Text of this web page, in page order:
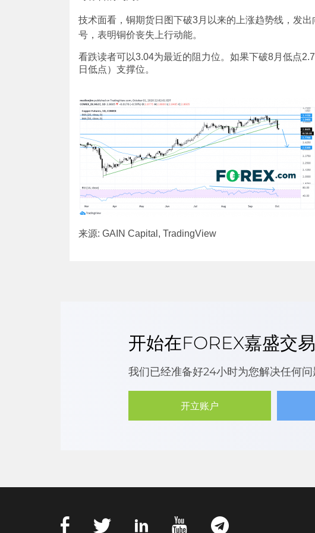
技术面看，铜期货日图下破3月以来的上涨趋势线，发
号，表明铜价丧失上行动能。
看跌读者可以3.04为最近的阻力位。如果下破8月低点
日低点）支撑位。
来源: GAIN Capital, TradingView
开始在FOREX嘉盛交易
我们已经准备好24小时为您解决任何问
开立账户